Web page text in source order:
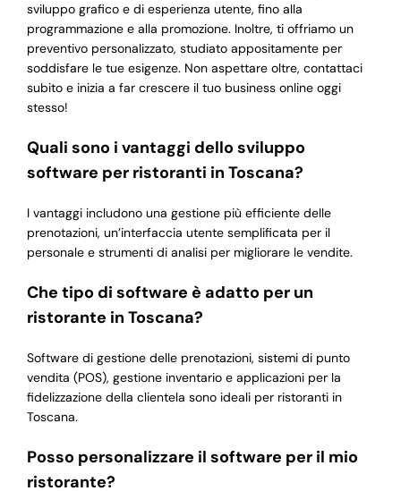
sviluppo grafico e di esperienza utente, fino alla
programmazione e alla promozione. Inoltre, ti offriamo un
preventivo personalizzato, studiato appositamente per
soddisfare le tue esigenze. Non aspettare oltre, contattaci
subito e inizia a far crescere il tuo business online oggi
stesso!
Quali sono i vantaggi dello sviluppo
software per ristoranti in Toscana?
I vantaggi includono una gestione più efficiente delle
prenotazioni, un’interfaccia utente semplificata per il
personale e strumenti di analisi per migliorare le vendite.
Che tipo di software è adatto per un
ristorante in Toscana?
Software di gestione delle prenotazioni, sistemi di punto
vendita (POS), gestione inventario e applicazioni per la
fidelizzazione della clientela sono ideali per ristoranti in
Toscana.
Posso personalizzare il software per il mio
ristorante?